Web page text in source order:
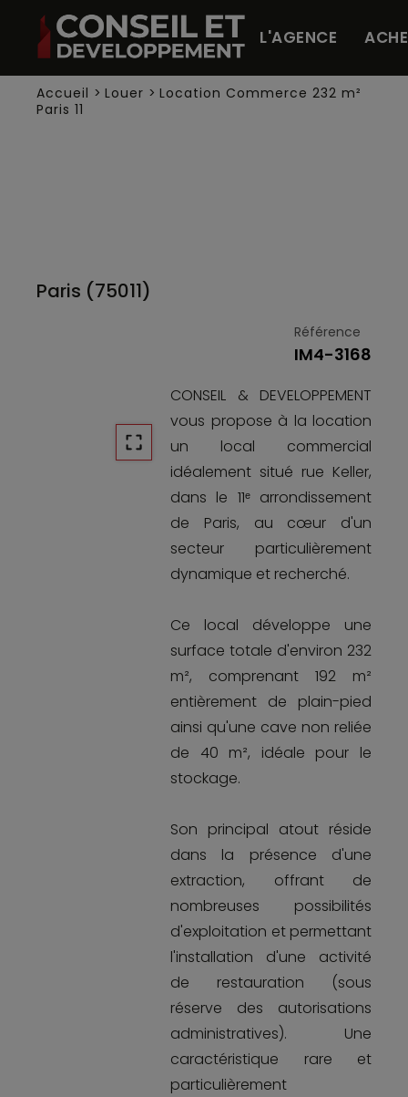
L'AGENCE
Accueil > Louer > Location Commerce 232 m²
Paris 11
Paris (75011)
Référence
IM4-3168
CONSEIL & DEVELOPPEMENT
vous propose à la location
un local commercial
idéalement situé rue Keller,
dans le 11ᵉ arrondissement
de Paris, au cœur d'un
secteur particulièrement
dynamique et recherché.
Ce local développe une
surface totale d'environ 232
m², comprenant 192 m²
entièrement de plain-pied
ainsi qu'une cave non reliée
de 40 m², idéale pour le
stockage.
Son principal atout réside
dans la présence d'une
extraction, offrant de
nombreuses possibilités
d'exploitation et permettant
l'installation d'une activité
de restauration (sous
réserve des autorisations
administratives). Une
caractéristique rare et
particulièrement